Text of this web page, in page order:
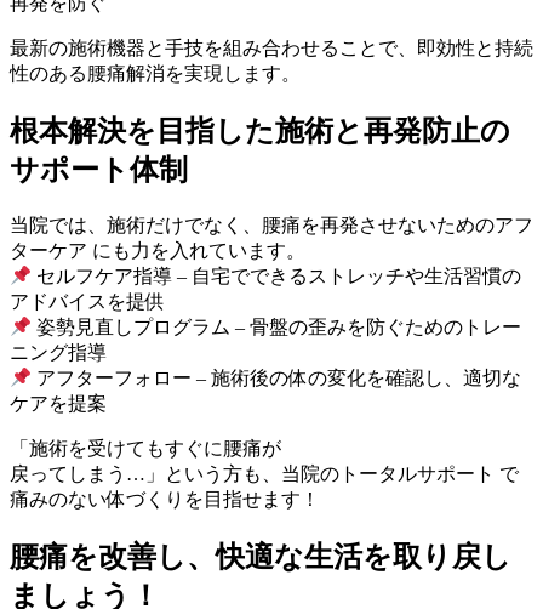
最新の施術機器と手技を組み合わせることで、即効性と持続
性のある腰痛解消を実現します。
根本解決を目指した施術と再発防止の
サポート体制
当院では、施術だけでなく、腰痛を再発させないためのアフ
ターケア にも力を入れています。
セルフケア指導 – 自宅でできるストレッチや生活習慣の
アドバイスを提供
姿勢見直しプログラム – 骨盤の歪みを防ぐためのトレー
ニング指導
アフターフォロー – 施術後の体の変化を確認し、適切な
ケアを提案
「施術を受けてもすぐに腰痛が
戻ってしまう…」という方も、当院のトータルサポート で
痛みのない体づくりを目指せます！
腰痛を改善し、快適な生活を取り戻し
ましょう！